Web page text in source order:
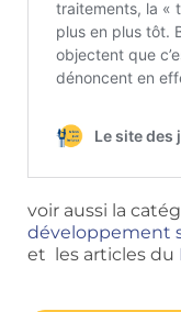
voir aussi la
développement
et les articles du